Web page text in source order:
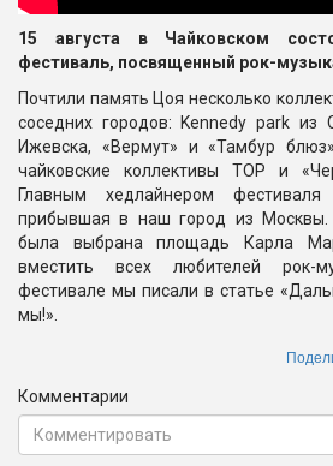
15 августа в Чайковском
фестиваль, посвященный рок-
Почтили память Цоя несколько
соседних городов: Kennedy park из
Ижевска, «Вермут» и «Тамбур
чайковские коллективы ТОР и
Главным хедлайнером
прибывшая в наш город из Москвы.
была выбрана площадь Карла
вместить всех любителей рок-
фестивале мы писали в статье «
мы!».
Комментарии